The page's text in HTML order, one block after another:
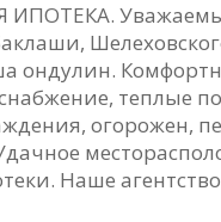
ИПОТЕКА.
ондулин.
теплые
огорожен,
Наше